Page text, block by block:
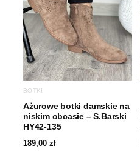
BOTKI
Ażurowe botki damskie na
niskim obcasie – S.Barski
HY42-135
189,00 zł